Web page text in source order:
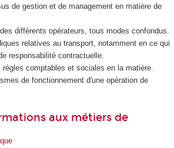
de gestion et de management en matière de
différents opérateurs, tous modes confondus.
relatives au transport, notamment en ce qui
responsabilité contractuelle.
comptables et sociales en la matière.
de fonctionnement d'une opération de
aux métiers de